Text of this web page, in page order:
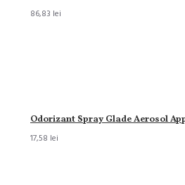
86,83 lei
Odorizant Spray Glade Aerosol
17,58 lei